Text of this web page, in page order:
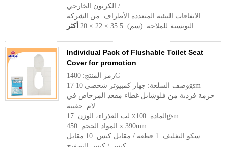
/ الكرتون الخارجي
الاتفاقات البيئية المتعددة الأطراف. من الشركة
التونسية للملاحة. (سم): 35.5 × 22 × 20
أكثر
Individual Pack of Flushable Toilet Seat
Cover for promotion
رمز المنتج: 1400C
وصف السلعة: جهاز كمبيوتر شخصى 10 17gsm
حزمة فردية من فلوشابل غطاء مقعد المرحاض في
لام. حقيبة
المادة: 100٪ لب العذراء، الوزن: 17gsm
المواد الحجم: 450 x 390mm
سكو التغليف: 1 قطعة / مقابل كيس. 10 مقابل